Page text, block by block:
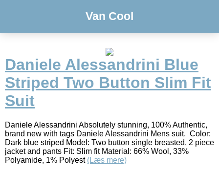
Van Cool
Daniele Alessandrini Blue
Striped Two Button Slim Fit
Suit
Daniele Alessandrini Absolutely stunning, 100% Authentic,
brand new with tags Daniele Alessandrini Mens suit. Color:
Dark blue striped Model: Two button single breasted, 2 piece
jacket and pants Fit: Slim fit Material: 66% Wool, 33%
Polyamide, 1% Polyest (Læs mere)